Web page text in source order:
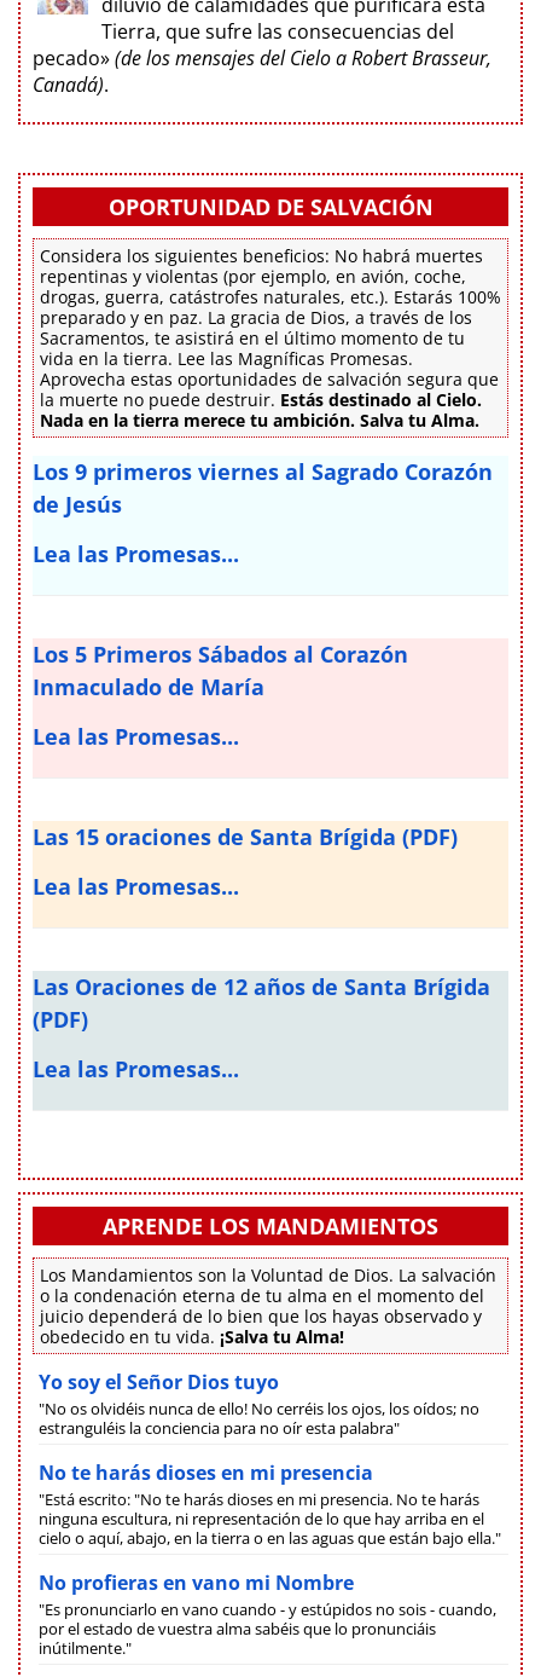
Tierra, que sufre las consecuencias del
pecado»(de los mensajes del Cielo a Robert Brasseur,
Canadá).
OPORTUNIDAD DE SALVACIÓN
Considera los siguientes beneficios: No habrá muertes
repentinas y violentas (por ejemplo, en avión, coche,
drogas, guerra, catástrofes naturales, etc.). Estarás 100%
preparado y en paz. La gracia de Dios, a través de los
Sacramentos, te asistirá en el último momento de tu
vida en la tierra. Lee las Magníficas Promesas.
Aprovecha estas oportunidades de salvación segura que
la muerte no puede destruir. Estás destinado al Cielo.
Nada en la tierra merece tu ambición. Salva tu Alma.
Los 9 primeros viernes al Sagrado Corazón
de Jesús
Lea las Promesas...
Los 5 Primeros Sábados al Corazón
Inmaculado de María
Lea las Promesas...
Las 15 oraciones de Santa Brígida (PDF)
Lea las Promesas...
Las Oraciones de 12 años de Santa Brígida
(PDF)
Lea las Promesas...
APRENDE LOS MANDAMIENTOS
Los Mandamientos son la Voluntad de Dios. La salvación
o la condenación eterna de tu alma en el momento del
juicio dependerá de lo bien que los hayas observado y
obedecido en tu vida. ¡Salva tu Alma!
Yo soy el Señor Dios tuyo
"No os olvidéis nunca de ello! No cerréis los ojos, los oídos; no
estranguléis la conciencia para no oír esta palabra"
No te harás dioses en mi presencia
"Está escrito: "No te harás dioses en mi presencia. No te harás
ninguna escultura, ni representación de lo que hay arriba en el
cielo o aquí, abajo, en la tierra o en las aguas que están bajo ella."
No profieras en vano mi Nombre
"Es pronunciarlo en vano cuando - y estúpidos no sois - cuando,
por el estado de vuestra alma sabéis que lo pronunciáis
inútilmente."